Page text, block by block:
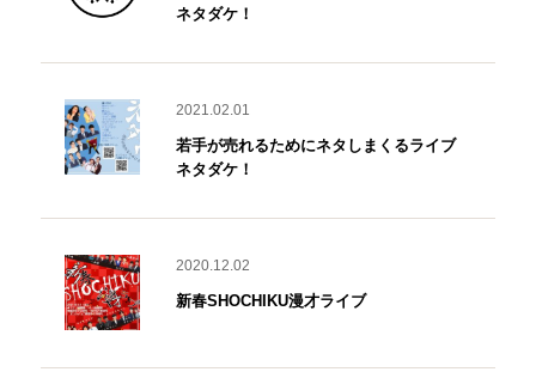
ネタダケ！
2021.02.01
若手が売れるためにネタしまくるライブ
ネタダケ！
2020.12.02
新春SHOCHIKU漫才ライブ